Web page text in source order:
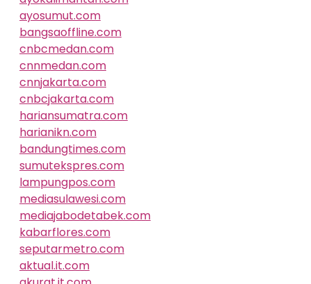
ayosumut.com
bangsaoffline.com
cnbcmedan.com
cnnmedan.com
cnnjakarta.com
cnbcjakarta.com
hariansumatra.com
harianikn.com
bandungtimes.com
sumutekspres.com
lampungpos.com
mediasulawesi.com
mediajabodetabek.com
kabarflores.com
seputarmetro.com
aktual.it.com